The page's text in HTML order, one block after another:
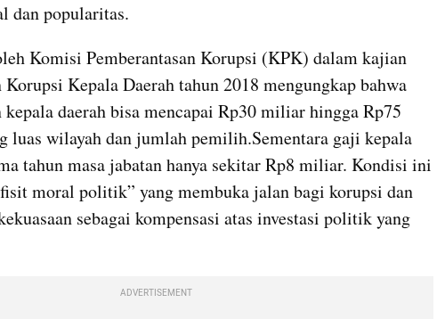
dan popularitas.
Komisi Pemberantasan Korupsi (KPK) dalam kajian
Kepala Daerah tahun 2018 mengungkap bahwa
kepala daerah bisa mencapai Rp30 miliar hingga Rp75
luas wilayah dan jumlah pemilih.Sementara gaji kepala
tahun masa jabatan hanya sekitar Rp8 miliar. Kondisi ini
moral politik” yang membuka jalan bagi korupsi dan
sebagai kompensasi atas investasi politik yang
ADVERTISEMENT